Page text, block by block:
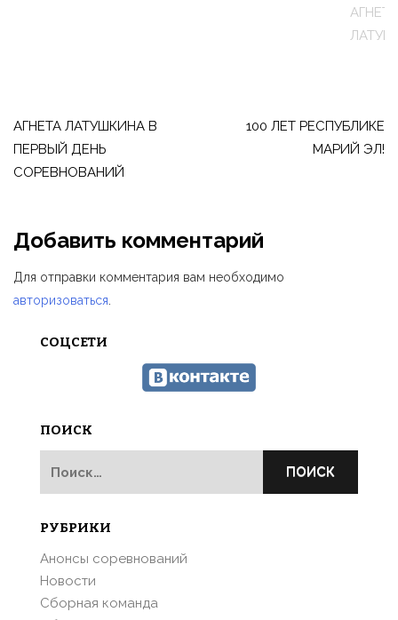
АГНЕТА
по
записям
АГНЕТА ЛАТУШКИНА В
ПЕРВЫЙ ДЕНЬ
СОРЕВНОВАНИЙ
100 ЛЕТ РЕСПУБЛИКЕ
МАРИЙ ЭЛ!
Добавить комментарий
Для отправки комментария вам необходимо
авторизоваться
СОЦСЕТИ
ПОИСК
РУБРИКИ
Анонсы соревнований
Новости
Сборная команда